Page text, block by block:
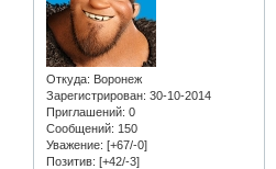
Откуда: Воронеж
Зарегистрирован: 30-10-2014
Приглашений: 0
Сообщений: 150
Уважение: [+67/-0]
Позитив: [+42/-3]